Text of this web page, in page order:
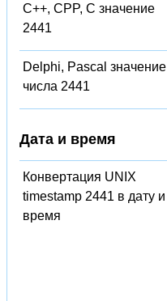
C++, CPP, C значение
2441
Delphi, Pascal значение
числа 2441
Дата и время
Конвертация UNIX
timestamp 2441 в дату и
время